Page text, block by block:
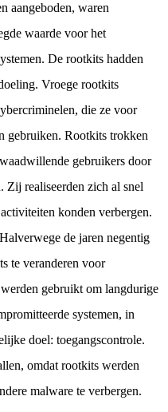
aangeboden, waren
waarde voor het
De rootkits hadden
Vroege rootkits
die ze voor
gebruiken. Rootkits trokken
gebruikers door
Zij realiseerden zich al snel
konden verbergen.
Halverwege de jaren negentig
te veranderen voor
gebruikt om langdurige
systemen, in
doel: toegangscontrole.
omdat rootkits werden
malware te verbergen.